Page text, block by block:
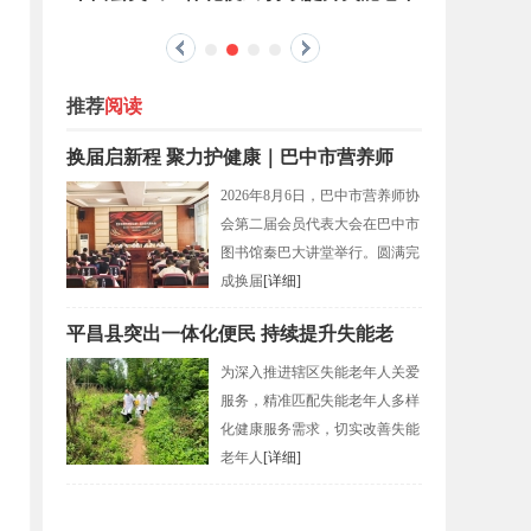
推荐阅读
换届启新程 聚力护健康｜巴中市营养师
2026年8月6日，巴中市营养师协
会第二届会员代表大会在巴中市
图书馆秦巴大讲堂举行。圆满完
成换届[详细]
平昌县突出一体化便民 持续提升失能老
为深入推进辖区失能老年人关爱
服务，精准匹配失能老年人多样
化健康服务需求，切实改善失能
老年人 [详细]